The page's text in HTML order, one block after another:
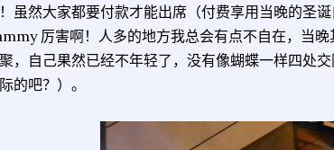
虽然大家都要付款才能出席（付费享用当晚的圣
厉害啊！人多的地方我总会有点不自在，当
，自己果然已经不年轻了，没有像蝴蝶一样四处
的吧？）。